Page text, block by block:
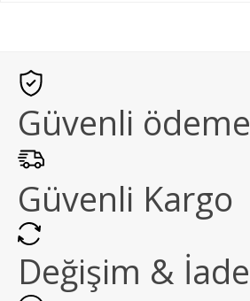
Güvenli ödeme
Güvenli Kargo
Değişim & İade